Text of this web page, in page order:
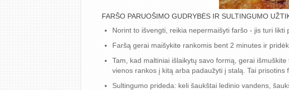
FARŠO PARUOŠIMO GUDRYBĖS IR SULTINGUMO
Norint to išvengti, reikia nepermaišyti faršo - jis turi likti
Faršą gerai maišykite rankomis bent 2 minutes ir
Tam, kad maltiniai išlaikytų savo formą, gerai
vienos rankos į kitą arba padaužyti į stalą. Tai
Sultingumo prideda: keli šaukštai ledinio vandens,